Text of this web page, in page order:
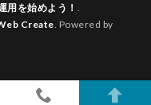
用を始めよう！
Create . Powered by